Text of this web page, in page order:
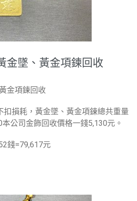
金墜、黃金項鍊回收
金項鍊回收
扣損耗，黃金墜、黃金項鍊總共重量
公司金飾回收價格一錢5,130元。
錢=79,617元